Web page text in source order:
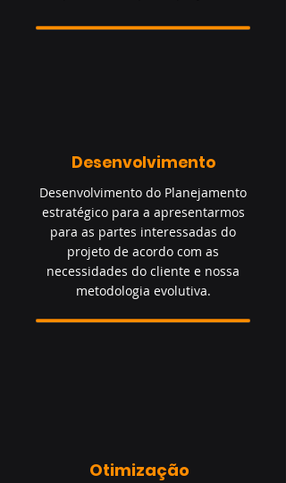
Desenvolvimento
Desenvolvimento do Planejamento
estratégico para a apresentarmos
para as partes interessadas do
projeto de acordo com as
necessidades do cliente e nossa
metodologia evolutiva.
Otimização